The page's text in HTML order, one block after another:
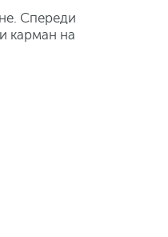
Спереди
карман на